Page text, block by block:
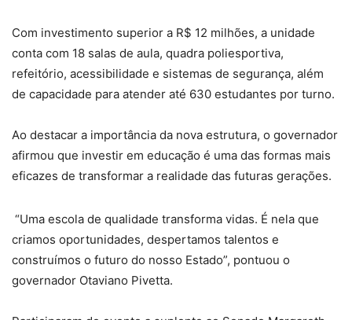
Com investimento superior a R$ 12 milhões, a unidade
conta com 18 salas de aula, quadra poliesportiva,
refeitório, acessibilidade e sistemas de segurança, além
de capacidade para atender até 630 estudantes por turno.
Ao destacar a importância da nova estrutura, o governador
afirmou que investir em educação é uma das formas mais
eficazes de transformar a realidade das futuras gerações.
“Uma escola de qualidade transforma vidas. É nela que
criamos oportunidades, despertamos talentos e
construímos o futuro do nosso Estado”, pontuou o
governador Otaviano Pivetta.